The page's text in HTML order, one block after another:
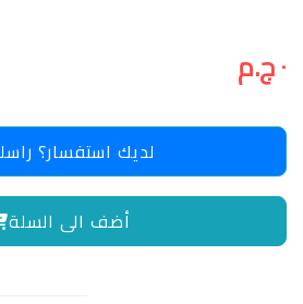
٠ ج.م
لديك استفسار؟
أضف الى السلة